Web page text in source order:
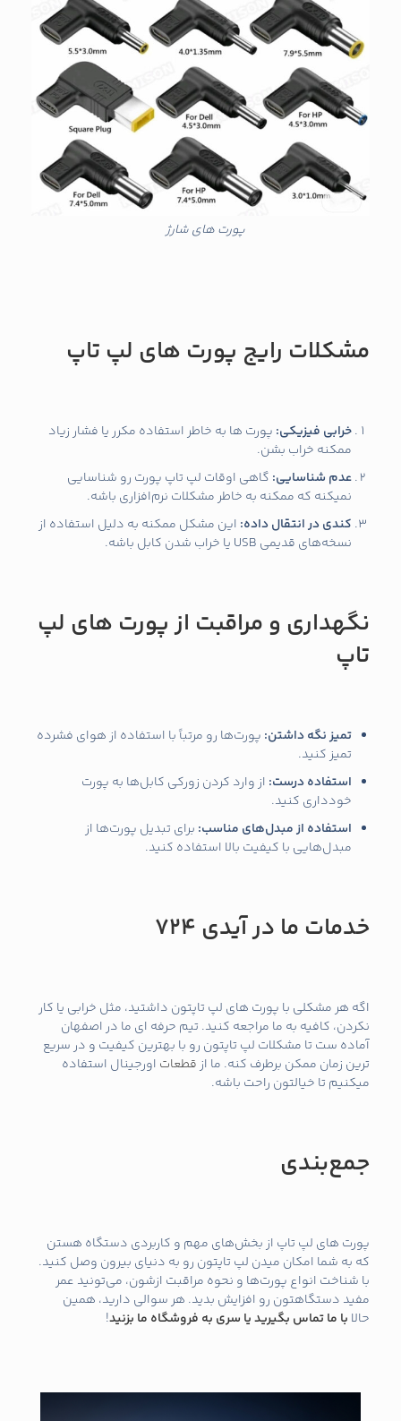
پورت های شارژ
مشکلات رایج پورت‌ های لپ تاپ
خرابی فیزیکی: پورت‌ ها به خاطر استفاده مکرر یا فشار زیاد
ممکنه خراب بشن.
عدم شناسایی: گاهی اوقات لپ تاپ پورت رو شناسایی
نمیکنه که ممکنه به خاطر مشکلات نرم‌افزاری باشه.
کندی در انتقال داده: این مشکل ممکنه به دلیل استفاده از
نسخه‌های قدیمی USB یا خراب شدن کابل باشه.
نگهداری و مراقبت از پورت‌ های لپ
تاپ
تمیز نگه داشتن: پورت‌ها رو مرتباً با استفاده از هوای فشرده
تمیز کنید.
استفاده درست: از وارد کردن زورکی کابل‌ها به پورت
خودداری کنید.
استفاده از مبدل‌های مناسب: برای تبدیل پورت‌ها از
مبدل‌هایی با کیفیت بالا استفاده کنید.
خدمات ما در آیدی 724
اگه هر مشکلی با پورت‌ های لپ تاپتون داشتید، مثل خرابی یا کار
نکردن، کافیه به ما مراجعه کنید. تیم حرفه‌ ای ما در اصفهان
آماده‌ ست تا مشکلات لپ تاپتون رو با بهترین کیفیت و در سریع‌
ترین زمان ممکن برطرف کنه. ما از قطعات اورجینال استفاده
میکنیم تا خیالتون راحت باشه.
جمع‌بندی
پورت‌ های لپ تاپ از بخش‌های مهم و کاربردی دستگاه هستن
که به شما امکان میدن لپ تاپتون رو به دنیای بیرون وصل کنید.
با شناخت انواع پورت‌ها و نحوه مراقبت ازشون، می‌تونید عمر
مفید دستگاهتون رو افزایش بدید. هر سوالی دارید، همین
حالا با ما تماس بگیرید یا سری به فروشگاه ما بزنید!